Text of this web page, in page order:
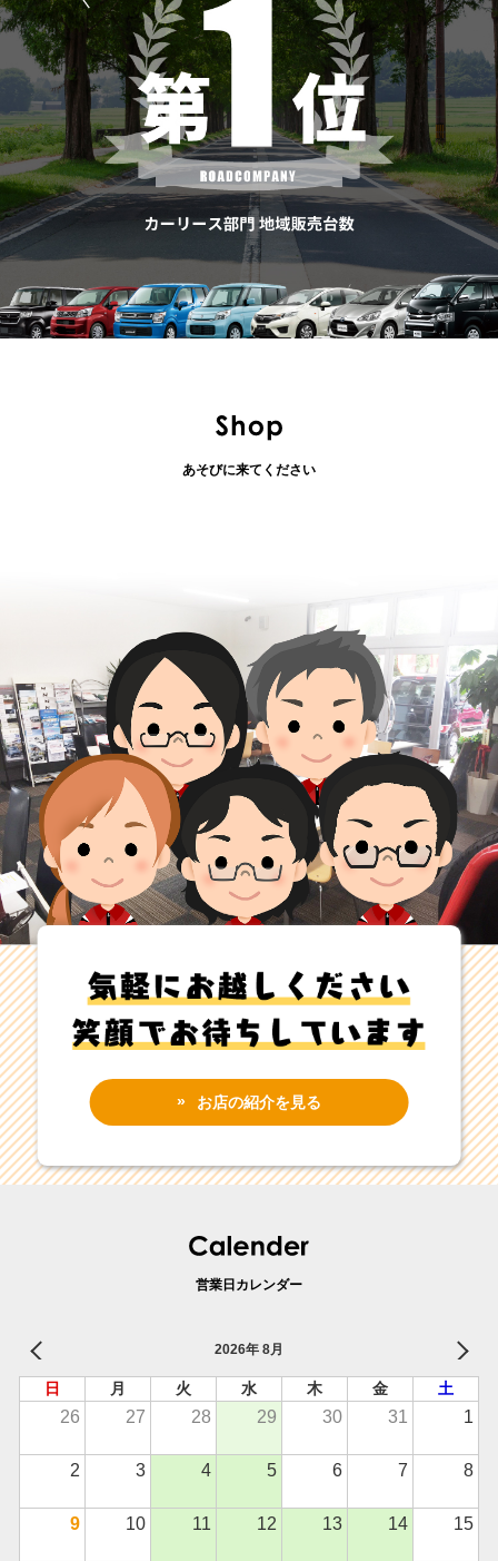
あそびに来てください
お店の紹介を見る
営業日カレンダー
2026年 8月
日 月 火 水 木 金 土
26 27 28 29 30 31 1
2 3 4 5 6 7 8
9 10 11 12 13 14 15